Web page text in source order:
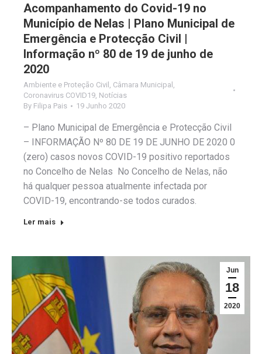
Acompanhamento do Covid-19 no
Município de Nelas | Plano Municipal de
Emergência e Protecção Civil |
Informação nº 80 de 19 de junho de
2020
Ambiente e Proteção Civil Câmara Municipal
Coronavirus COVID19 Notícias
By Filipa Pais 19 Junho 2020
– Plano Municipal de Emergência e Protecção Civil
– INFORMAÇÃO Nº 80 DE 19 DE JUNHO DE 2020 0
(zero) casos novos COVID-19 positivo reportados
no Concelho de Nelas No Concelho de Nelas, não
há qualquer pessoa atualmente infectada por
COVID-19, encontrando-se todos curados.
Ler mais
Jun
18
2020